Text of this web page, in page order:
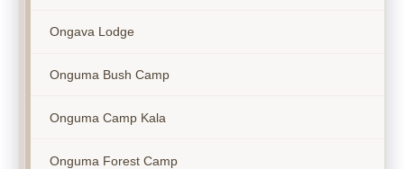
Ongava Lodge
Onguma Bush Camp
Onguma Camp Kala
Onguma Forest Camp